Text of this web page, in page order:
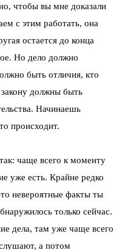
чтобы вы мне доказали
с этим работать, она
остается до конца
Но дело должно
быть отличия, кто
закону должны быть
Начинаешь
происходит.
чаще всего к моменту
уже есть. Крайне редко
то невероятные факты ты
только сейчас.
дела, там уже чаще всего
а потом